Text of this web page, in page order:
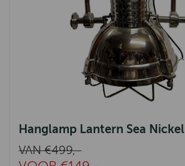
Hanglamp Lantern Sea Nickel
VAN €499,-